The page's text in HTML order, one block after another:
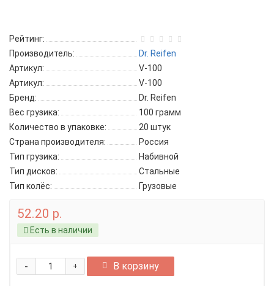
Рейтинг:
Производитель:
Dr. Reifen
Артикул:
V-100
Артикул:
V-100
Бренд:
Dr. Reifen
Вес грузика:
100 грамм
Количество в упаковке:
20 штук
Страна производителя:
Россия
Тип грузика:
Набивной
Тип дисков:
Стальные
Тип колёс:
Грузовые
52.20 р.
Есть в наличии
+
- В корзину